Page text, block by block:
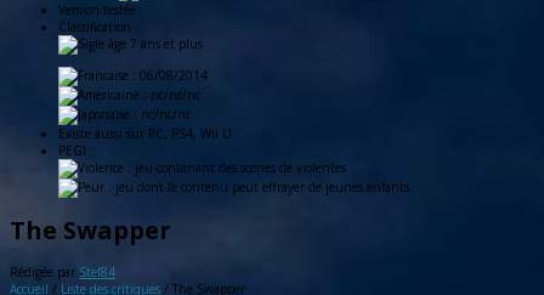
Version testée :
Classification :
: 06/08/2014
: nc/nc/nc
: nc/nc/nc
Existe aussi sur PC, PS4, Wii U
PEGI :
The Swapper
Rédigée par Stef84
Accueil / Liste des critiques / The Swapper